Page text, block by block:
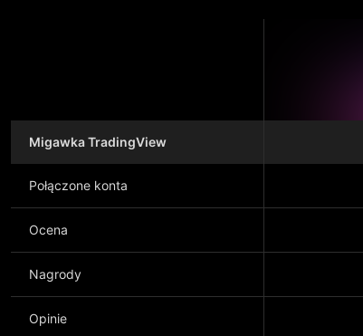
Migawka TradingView
Połączone konta
Ocena
Nagrody
Opinie